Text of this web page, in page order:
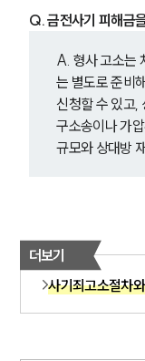
Q. 금전사기 피해금
A. 형사 고소는
는 별도로 준비
신청할 수 있고,
구소송이나 가
규모와 상대방
더보기
사기죄고소절차